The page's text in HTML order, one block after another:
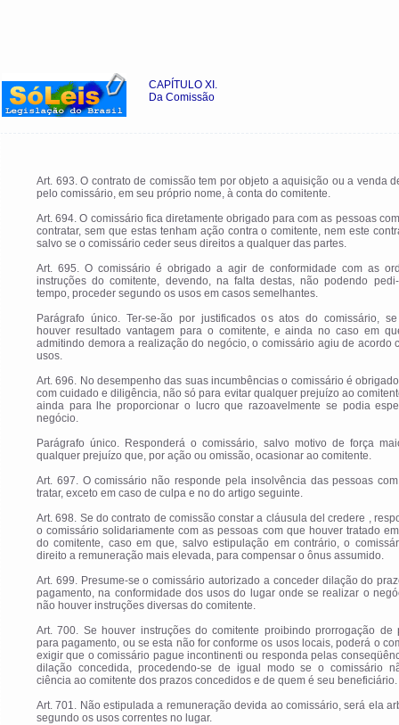
CAPÍTULO XI.
Da Comissão
Art. 693. O contrato de comissão tem por objeto a aquisição ou a venda
pelo comissário, em seu próprio nome, à conta do comitente.
Art. 694. O comissário fica diretamente obrigado para com as pessoas
contratar, sem que estas tenham ação contra o comitente, nem este
salvo se o comissário ceder seus direitos a qualquer das partes.
Art. 695. O comissário é obrigado a agir de conformidade com as
instruções do comitente, devendo, na falta destas, não podendo
tempo, proceder segundo os usos em casos semelhantes.
Parágrafo único. Ter-se-ão por justificados os atos do comissário,
houver resultado vantagem para o comitente, e ainda no caso em
admitindo demora a realização do negócio, o comissário agiu de acordo
usos.
Art. 696. No desempenho das suas incumbências o comissário é
com cuidado e diligência, não só para evitar qualquer prejuízo ao
ainda para lhe proporcionar o lucro que razoavelmente se podia
negócio.
Parágrafo único. Responderá o comissário, salvo motivo de força
qualquer prejuízo que, por ação ou omissão, ocasionar ao comitente.
Art. 697. O comissário não responde pela insolvência das pessoas
tratar, exceto em caso de culpa e no do artigo seguinte.
Art. 698. Se do contrato de comissão constar a cláusula del credere ,
o comissário solidariamente com as pessoas com que houver tratado
do comitente, caso em que, salvo estipulação em contrário, o
direito a remuneração mais elevada, para compensar o ônus assumido.
Art. 699. Presume-se o comissário autorizado a conceder dilação do
pagamento, na conformidade dos usos do lugar onde se realizar o
não houver instruções diversas do comitente.
Art. 700. Se houver instruções do comitente proibindo prorrogação de
para pagamento, ou se esta não for conforme os usos locais, poderá o
exigir que o comissário pague incontinenti ou responda pelas
dilação concedida, procedendo-se de igual modo se o comissário
ciência ao comitente dos prazos concedidos e de quem é seu beneficiário.
Art. 701. Não estipulada a remuneração devida ao comissário, será ela
segundo os usos correntes no lugar.